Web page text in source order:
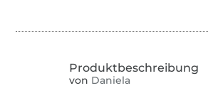
von Daniela